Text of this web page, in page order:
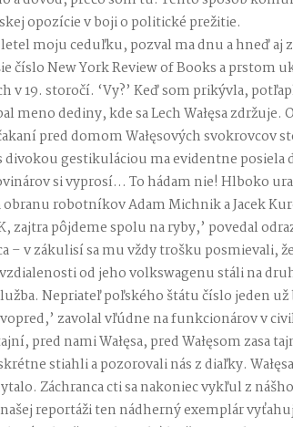
opozície v boji o politické prežitie.
moju ceduľku, pozval ma dnu a hneď aj
číslo New York Review of Books a prstom
19. storočí. ‘Vy?’ Keď som prikývla,
meno dediny, kde sa Lech Wałęsa zdržuje.
pred domom Wałęsových svokrovcov
gestikuláciou ma evidentne posiela
si vyprosí… To hádam nie! Hlboko
robotníkov Adam Michnik a Jacek
zajtra pôjdeme spolu na ryby,’ povedal
v zákulisí sa mu vždy trošku posmievali,
od jeho volkswagenu stáli na
Nepriateľ poľského štátu číslo jeden už
zavolal vľúdne na funkcionárov v
pred nami Wałęsa, pred Wałęsom zasa
stiahli a pozorovali nás z diaľky.
Záchranca cti sa nakoniec vykľul z
reportáži ten nádherný exemplár